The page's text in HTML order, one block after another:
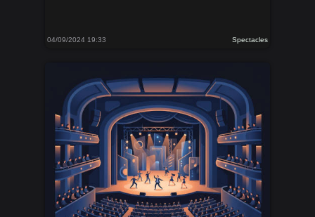
04/09/2024 19:33 Spectacles